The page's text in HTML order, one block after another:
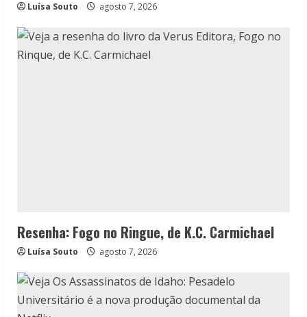
Luísa Souto agosto 7, 2026
Resenha: Fogo no Ringue, de K.C. Carmichael
Luísa Souto agosto 7, 2026